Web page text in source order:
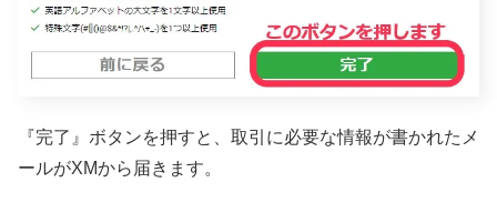
『完了』ボタンを押すと、取引に必要な情報が書かれたメ
ールがXMから届きます。